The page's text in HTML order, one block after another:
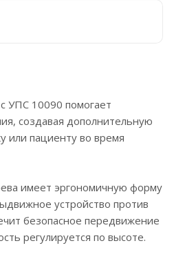
УПС 10090 помогает
создавая дополнительную
или пациенту во время
имеет эргономичную форму
устройство против
безопасное передвижение
регулируется по высоте.